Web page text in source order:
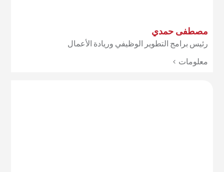
مصطفى حمدي
رئيس برامج التطوير الوظيفي وريادة الأعمال
معلومات >